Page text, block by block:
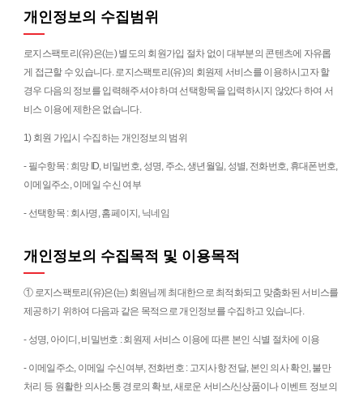
개인정보의 수집범위
로지스팩토리(유)은(는) 별도의 회원가입 절차 없이 대부분의 콘텐츠에 자유롭
게 접근할 수 있습니다. 로지스팩토리(유)의 회원제 서비스를 이용하시고자 할
경우 다음의 정보를 입력해주셔야 하며 선택항목을 입력하시지 않았다 하여 서
비스 이용에 제한은 없습니다.
1) 회원 가입시 수집하는 개인정보의 범위
- 필수항목 : 희망 ID, 비밀번호, 성명, 주소, 생년월일, 성별, 전화번호, 휴대폰번호,
이메일주소, 이메일 수신 여부
- 선택항목 : 회사명, 홈페이지, 닉네임
개인정보의 수집목적 및 이용목적
① 로지스팩토리(유)은(는) 회원님께 최대한으로 최적화되고 맞춤화된 서비스를
제공하기 위하여 다음과 같은 목적으로 개인정보를 수집하고 있습니다.
- 성명, 아이디, 비밀번호 : 회원제 서비스 이용에 따른 본인 식별 절차에 이용
- 이메일주소, 이메일 수신여부, 전화번호 : 고지사항 전달, 본인 의사 확인, 불만
처리 등 원활한 의사소통 경로의 확보, 새로운 서비스/신상품이나 이벤트 정보의